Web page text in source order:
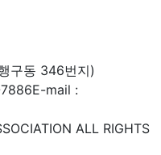
구동 346번지)
E-mail :
ALL RIGHTS